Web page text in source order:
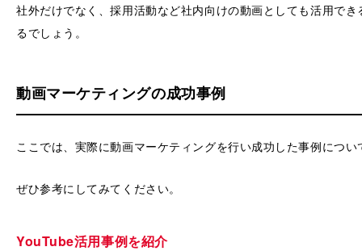
社外だけでなく、採用活動など社内向けの動画としても活用で
るでしょう。
動画マーケティングの成功事例
ここでは、実際に動画マーケティングを行い成功した事例につ
ぜひ参考にしてみてください。
YouTube活用事例を紹介